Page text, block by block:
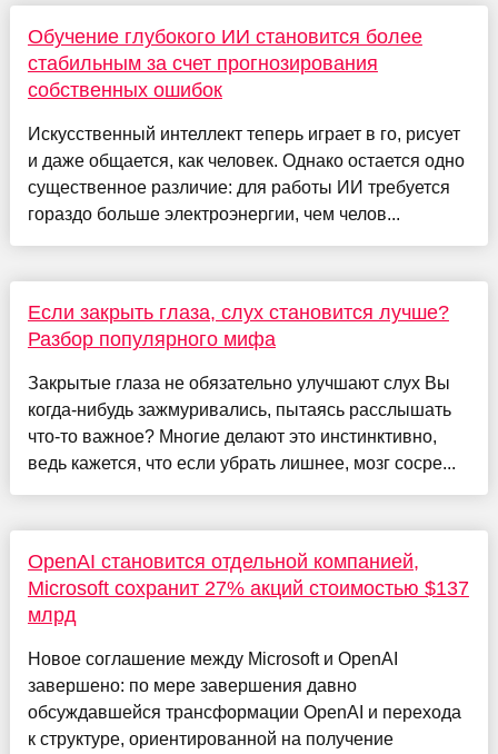
Обучение глубокого ИИ становится более
стабильным за счет прогнозирования
собственных ошибок
Искусственный интеллект теперь играет в го, рисует
и даже общается, как человек. Однако остается одно
существенное различие: для работы ИИ требуется
гораздо больше электроэнергии, чем челов...
Если закрыть глаза, слух становится лучше?
Разбор популярного мифа
Закрытые глаза не обязательно улучшают слух Вы
когда-нибудь зажмуривались, пытаясь расслышать
что-то важное? Многие делают это инстинктивно,
ведь кажется, что если убрать лишнее, мозг сосре...
OpenAI становится отдельной компанией,
Microsoft сохранит 27% акций стоимостью $137
млрд
Новое соглашение между Microsoft и OpenAI
завершено: по мере завершения давно
обсуждавшейся трансформации OpenAI и перехода
к структуре, ориентированной на получение